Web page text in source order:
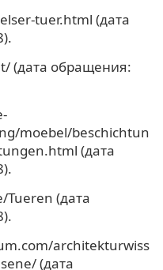
tuer.html (дата
(дата обращения:
moebel/beschichtun
(дата
(дата
architekturwiss
(дата